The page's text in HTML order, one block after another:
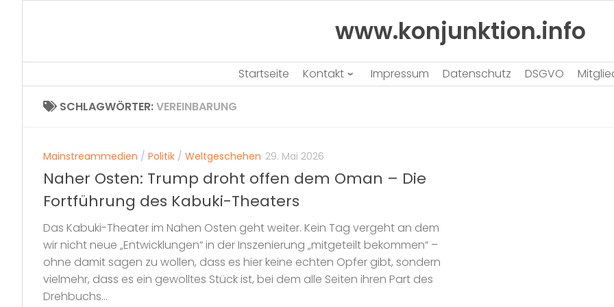
www.konjunktion.info
Startseite Kontakt Impressum Datenschutz DSGVO
SCHLAGWÖRTER:VEREINBARUNG
Mainstreammedien / Politik / Weltgeschehen 29. Mai 2026
Naher Osten: Trump droht offen dem Oman – Die
Fortführung des Kabuki-Theaters
Das Kabuki-Theater im Nahen Osten geht weiter. Kein Tag vergeht an dem
wir nicht neue „Entwicklungen“ in der Inszenierung „mitgeteilt bekommen“ –
ohne damit sagen zu wollen, dass es hier keine echten Opfer gibt, sondern
vielmehr, dass es ein gewolltes Stück ist, bei dem alle Seiten ihren Part des
Drehbuchs...